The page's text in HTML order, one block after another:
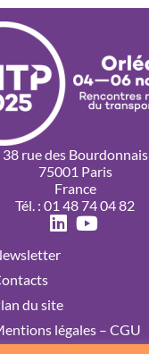
38 rue des Bourdonnais
75001 Paris
France
Tél. : 01 48 74 04 82
du site
légales – CGU